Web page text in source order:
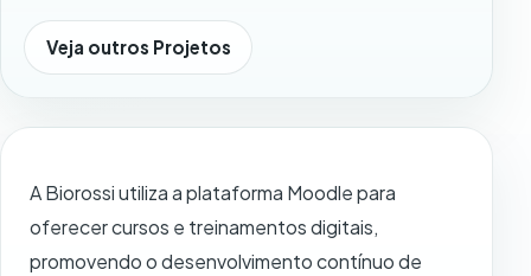
Veja outros Projetos
A Biorossi utiliza a plataforma Moodle para
oferecer cursos e treinamentos digitais,
promovendo o desenvolvimento contínuo de